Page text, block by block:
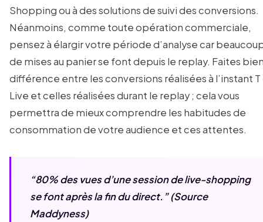
Shopping ou à des solutions de suivi des conversions.
Néanmoins, comme toute opération commerciale,
pensez à élargir votre période d’analyse car
de mises au panier se font depuis le replay. Faites
différence entre les conversions réalisées à l’instant T
Live et celles réalisées durant le replay ; cela vous
permettra de mieux comprendre les habitudes de
consommation de votre audience et ces attentes.
“80% des vues d’une session de live-shopping
se font après la fin du direct.” (Source
Maddyness)